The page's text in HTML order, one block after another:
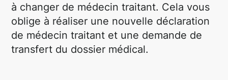
à changer de médecin traitant. Cela vous
oblige à réaliser une nouvelle déclaration
de médecin traitant et une demande de
transfert du dossier médical.